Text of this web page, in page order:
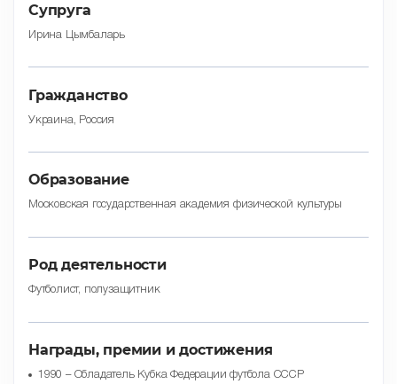
Супруга
Ирина Цымбаларь
Гражданство
Украина, Россия
Образование
Московская государственная академия физической культуры
Род деятельности
Футболист, полузащитник
Награды, премии и достижения
1990 – Обладатель Кубка Федерации футбола СССР